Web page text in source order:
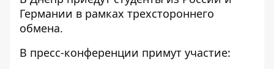
Германии в рамках трехстороннего
обмена.
В пресс-конференции примут участие: